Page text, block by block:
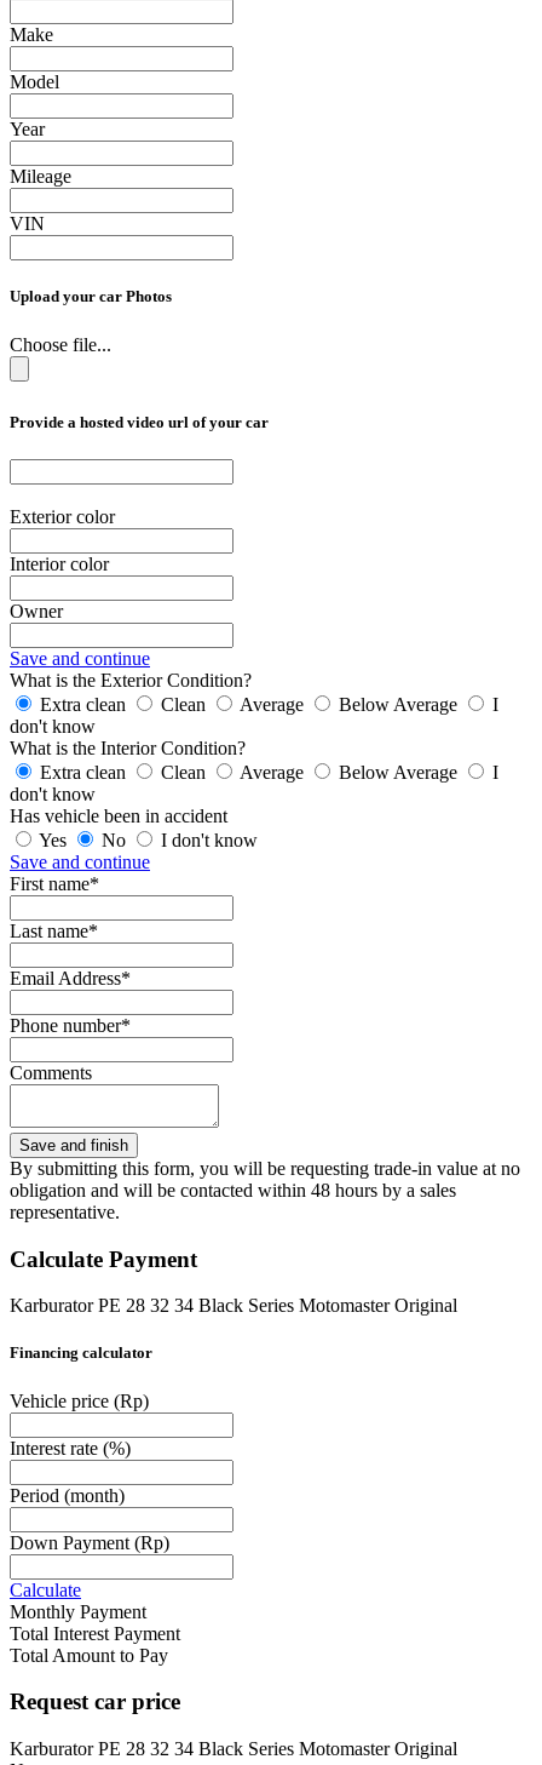
Make
Model
Year
Mileage
VIN
Upload your car Photos
Choose file...
Provide a hosted video url of your car
Exterior color
Interior color
Owner
Save and continue
What is the Exterior Condition?
Extra clean
Clean Average Below Average
I
don't know
What is the Interior Condition?
Extra clean
Clean Average Below Average
I
don't know
Has vehicle been in accident
Yes
No
I don't know
Save and continue
First name*
Last name*
Email Address*
Phone number*
Comments
By submitting this form, you will be requesting trade-in value at no
obligation and will be contacted within 48 hours by a sales
representative.
Calculate Payment
Karburator PE 28 32 34 Black Series Motomaster Original
Financing calculator
Vehicle price (Rp)
Interest rate (%)
Period (month)
Down Payment (Rp)
Calculate
Monthly Payment
Total Interest Payment
Total Amount to Pay
Request car price
Karburator PE 28 32 34 Black Series Motomaster Original